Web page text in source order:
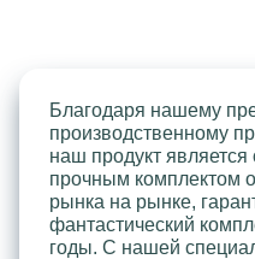
Благодаря нашему
производственному
наш продукт
прочным комплектом
рынка на рынке,
фантастический
годы. С нашей